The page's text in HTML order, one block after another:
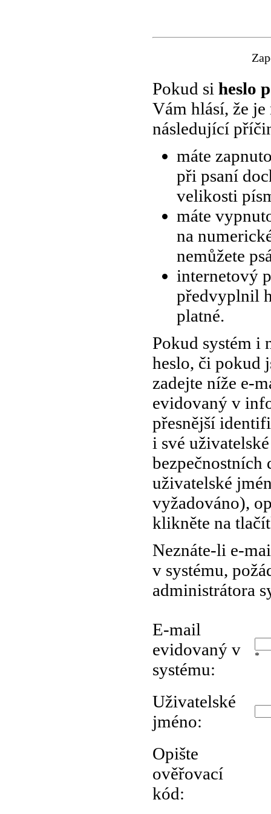
Pokud si heslo
Vám hlásí, že
následující
máte
při psaní
velikosti
máte
na
nemůžete
internetový
předvyplnil
platné.
Pokud systém i
heslo, či pokud
zadejte níže e-
evidovaný v
přesnější
i své
bezpečnostních
uživatelské
vyžadováno),
klikněte na
Neznáte-li e-
v systému,
administrátora
E-mail
evidovaný v
systému:
*
Uživatelské
jméno:
Opište
ověřovací
kód: